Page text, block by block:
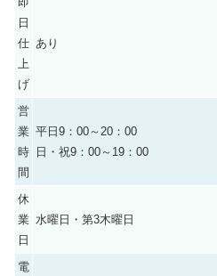
日
仕
上
げ
あり
営
業
時
間
平日9：00～20：00
日・祝9：00～19：00
休
業
日
水曜日・第3木曜日
電